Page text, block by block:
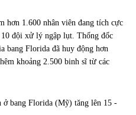
hơn 1.600 nhân viên đang tích cực
đội xử lý ngập lụt. Thống đốc
bang Florida đã huy động hơn
khoảng 2.500 binh sĩ từ các